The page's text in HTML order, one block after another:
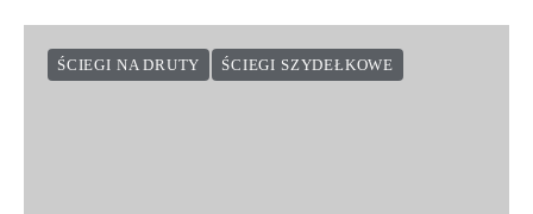
ŚCIEGI NA DRUTY ŚCIEGI SZYDEŁKOWE